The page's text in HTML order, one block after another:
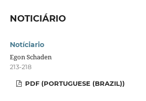
NOTICIÁRIO
Notíciario
Egon Schaden
213-218
PDF (PORTUGUESE (BRAZIL))